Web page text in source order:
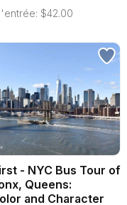
$42.00
- NYC Bus Tour of
Queens:
and Character